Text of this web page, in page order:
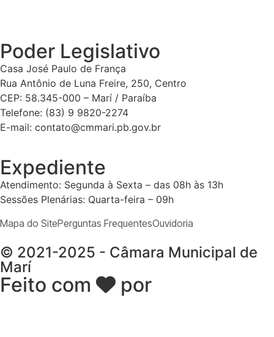
Poder Legislativo
Casa José Paulo de França
Rua Antônio de Luna Freire, 250, Centro
CEP: 58.345-000 – Marí / Paraíba
Telefone: (83) 9 9820-2274
E-mail: contato@cmmari.pb.gov.br
Expediente
Atendimento: Segunda à Sexta – das 08h às 13h
Sessões Plenárias: Quarta-feira – 09h
Mapa do SitePerguntas FrequentesOuvidoria
© 2021-2025 - Câmara Municipal de
Marí
Feito com por
Soluções em Transparência